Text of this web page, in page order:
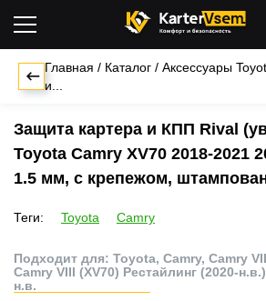
Главная / Каталог /Аксессуары
и...
Защита картера и КПП Rival
Toyota Camry XV70 2018-2021
1.5 мм, с крепежом,
Теги: Toyota Camry
Подходит для: Toyota, Camry, Camry
Camry VIII (XV70) Рестайлинг (2020-
н.в.